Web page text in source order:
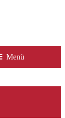
Menü